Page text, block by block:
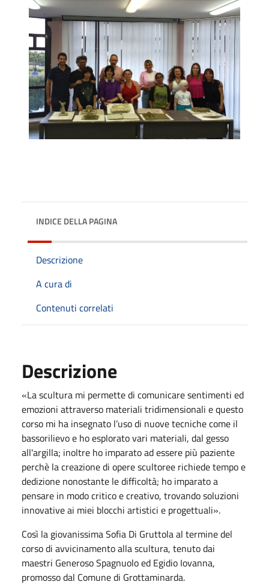
INDICE DELLA PAGINA
Descrizione
A cura di
Contenuti correlati
Descrizione
«La scultura mi permette di comunicare sentimenti ed
emozioni attraverso materiali tridimensionali e questo
corso mi ha insegnato l’uso di nuove tecniche come il
bassorilievo e ho esplorato vari materiali, dal gesso
all'argilla; inoltre ho imparato ad essere più paziente
perchè la creazione di opere scultoree richiede tempo e
dedizione nonostante le difficoltà; ho imparato a
pensare in modo critico e creativo, trovando soluzioni
innovative ai miei blocchi artistici e progettuali».
Così la giovanissima Sofia Di Gruttola al termine del
corso di avvicinamento alla scultura, tenuto dai
maestri Generoso Spagnuolo ed Egidio Iovanna,
promosso dal Comune di Grottaminarda.